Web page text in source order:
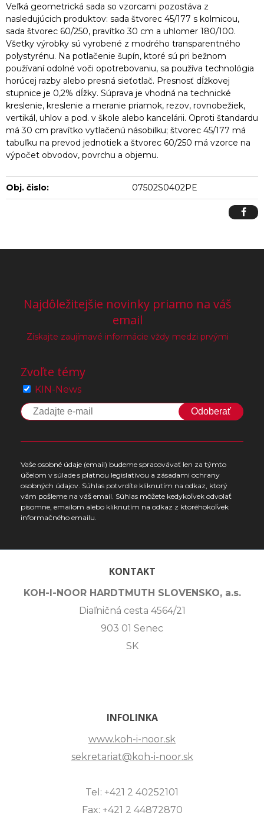
Veľká geometrická sada so vzorcami pozostáva z
nasledujúcich produktov: sada štvorec 45/177 s kolmicou,
sada štvorec 60/250, pravítko 30 cm a uhlomer 180/100.
Všetky výrobky sú vyrobené z modrého transparentného
polystyrénu. Na potlačenie šupín, ktoré sú pri bežnom
používaní odolné voči opotrebovaniu, sa používa technológia
horúcej razby alebo presná sieťotlač. Presnosť dĺžkovej
stupnice je 0,2% dĺžky. Súprava je vhodná na technické
kreslenie, kreslenie a meranie priamok, rezov, rovnobežiek,
vertikál, uhlov a pod. v škole alebo kancelárii. Oproti štandardu
má 30 cm pravítko vytlačenú násobilku; štvorec 45/177 má
tabuľku na prevod jednotiek a štvorec 60/250 má vzorce na
výpočet obvodov, povrchu a objemu.
Obj. čislo: 07502S0402PE
Najdôležitejšie novinky priamo na váš
email
Získajte zaujímavé informácie vždy medzi prvými
Zvoľte témy
KIN-News
Odoberať
Vaše osobné údaje (email) budeme spracovávať len za týmto
účelom v súlade s platnou legislatívou a zásadami ochrany
osobných údajov. Súhlas potvrdíte kliknutím na odkaz, ktorý
vám pošleme na váš email. Súhlas môžete kedykoľvek odvolať
písomne, emailom alebo kliknutím na odkaz z ktoréhokoľvek
informačného emailu.
KONTAKT
KOH-I-NOOR HARDTMUTH SLOVENSKO, a.s.
Diaľničná cesta 4564/21
903 01 Senec
SK
INFOLINKA
www.koh-i-noor.sk
sekretariat@koh-i-noor.sk
Tel: +421 2 40252101
Fax: +421 2 44872870